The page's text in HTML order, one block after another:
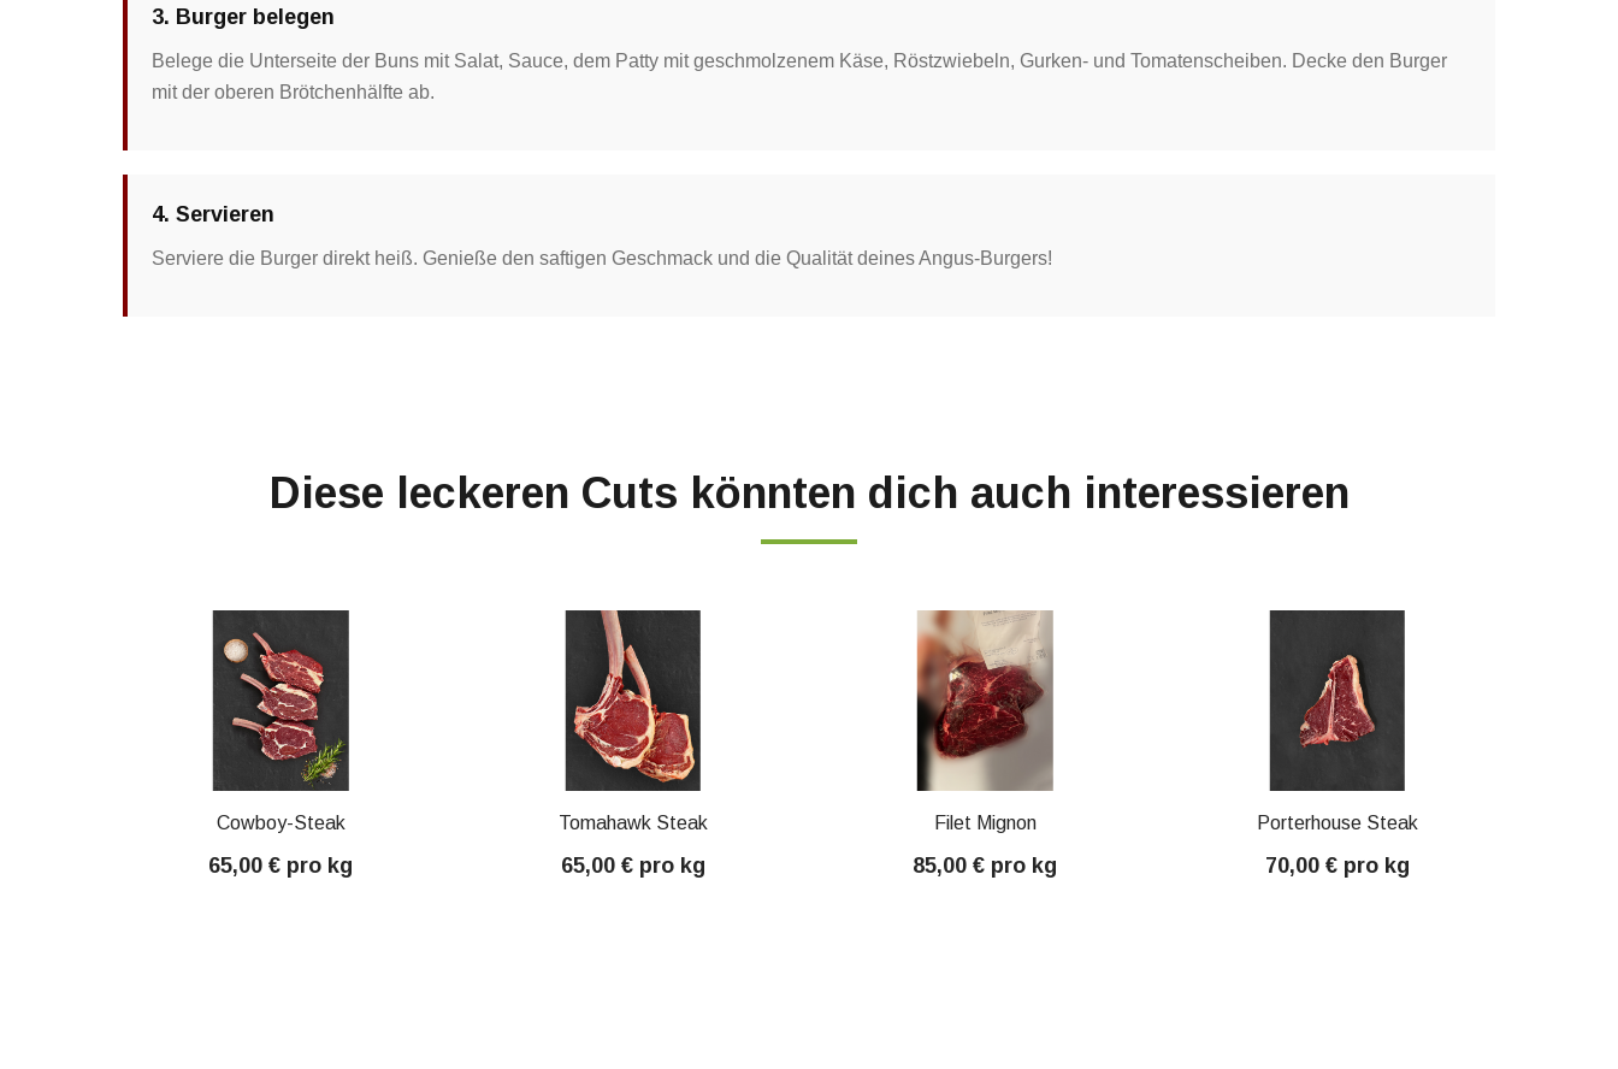
3. Burger belegen
Belege die Unterseite der Buns mit Salat, Sauce, dem Patty mit geschmolzenem Käse, Röstzwiebeln, Gurken- und Tomatenscheiben. Decke den Burger
mit der oberen Brötchenhälfte ab.
4. Servieren
Serviere die Burger direkt heiß. Genieße den saftigen Geschmack und die Qualität deines Angus-Burgers!
Diese leckeren Cuts könnten dich auch interessieren
Cowboy-Steak
65,00 € pro kg
Tomahawk Steak
65,00 € pro kg
Filet Mignon
85,00 € pro kg
Porterhouse Steak
70,00 € pro kg